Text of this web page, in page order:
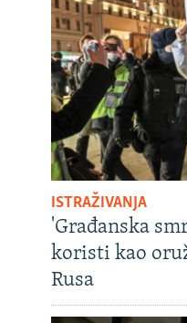
ISTRAŽIVANJA
'Građanska
koristi kao
Rusa